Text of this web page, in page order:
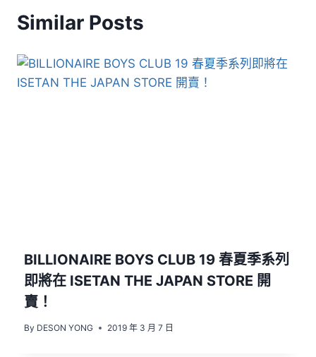
Similar Posts
BILLIONAIRE BOYS CLUB 19 春夏季系列
即將在 ISETAN THE JAPAN STORE 開
賣！
By DESON YONG 2019 年 3 月 7 日